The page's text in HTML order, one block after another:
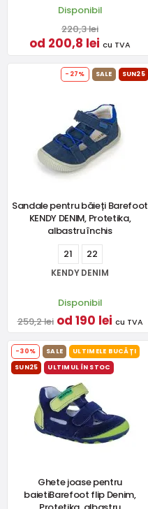
Disponibil
220,3 lei
od 200,8 lei cu TVA
-27% SALE SUN25
Sandale pentru băieți Barefoot
KENDY DENIM, Protetika,
albastru închis
21
22
KENDY DENIM
Disponibil
259,2 lei od 190 lei cu TVA
-30% SALE
ULTIMELE BUCĂȚI
SUN25
ULTIMUL ÎN STOC
Ghete joase pentru
baietiBarefoot flip Denim,